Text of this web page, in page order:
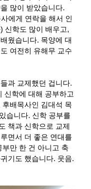
많이 받았습니다.
에게 연락을 해서 인
신학도 많이 배우고,
웠습니다. 목양에 대
여전히 유해무 교수
과 교제했던 겁니다.
신학에 대해 공부하고
배목사인 김대석 목
습니다. 신학 공부를
책과 신학으로 교제
면서 더 좋은 연대를
만 한 건 아니고 축
기도 했습니다. 웃음.